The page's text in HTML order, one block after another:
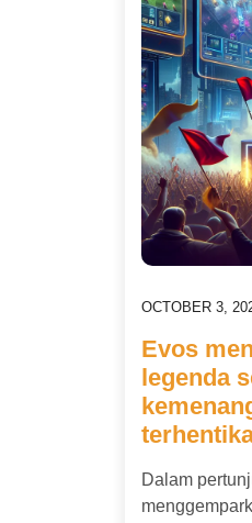
POSTED
OCTOBER 3,
Evos
legenda
Dalam